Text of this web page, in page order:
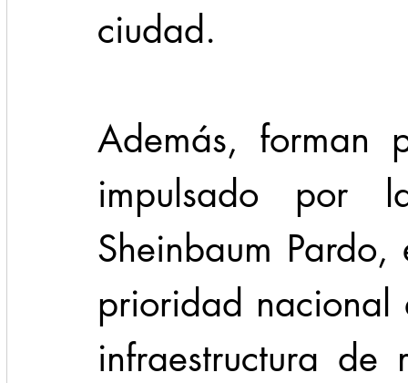
ciudad.
Además, forman
impulsado por
Sheinbaum
prioridad nacional
infraestructura de